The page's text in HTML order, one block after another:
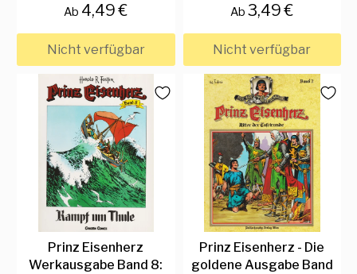
Ab 4,49 €
Nicht verfügbar
Ab 3,49 €
Nicht verfügbar
Prinz Eisenherz
Werkausgabe Band 8:
Prinz Eisenherz - Die
goldene Ausgabe Band